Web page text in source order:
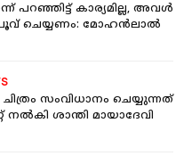
കാര്യമില്ല, അവൾ
ചെയ്യണം: മോഹൻലാൽ
സംവിധാനം ചെയ്യുന്നത്
നൽകി ശാന്തി മായാദേവി